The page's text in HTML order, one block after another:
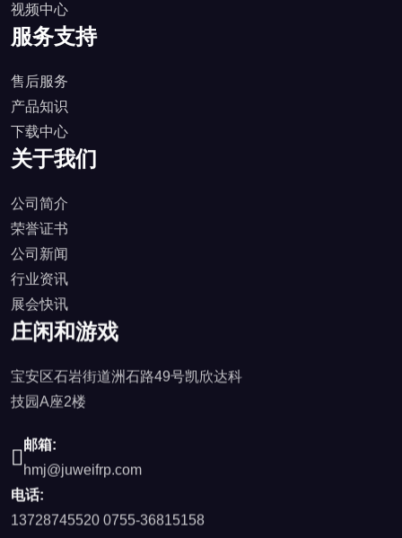
视频中心
服务支持
售后服务
产品知识
下载中心
关于我们
公司简介
荣誉证书
公司新闻
行业资讯
展会快讯
庄闲和游戏
宝安区石岩街道洲石路49号凯欣达科
技园A座2楼
邮箱:
hmj@juweifrp.com
电话:
13728745520 0755-36815158